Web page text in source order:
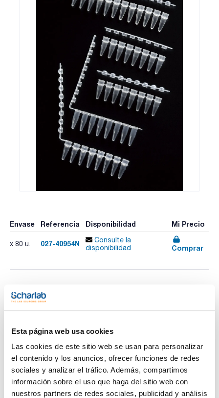
Esta página web usa cookies
Las cookies de este sitio web se usan para personalizar
el contenido y los anuncios, ofrecer funciones de redes
sociales y analizar el tráfico. Además, compartimos
información sobre el uso que haga del sitio web con
nuestros partners de redes sociales, publicidad y análisis
Envase Referencia Disponibilidad Mi Precio
x 80 u. 027-40954N
Consulte la
disponibilidad
Comprar
Imprimir ficha de
producto
Características
Pack (u.) : 80
Tubo para PCR. 0,2ml en tiras.
En polipropileno color natural. Libres de RNasa, DNasa y
pirógenos. Diferentes modelos disponibles:
- Tiras de 8 ó 12 tubos con sus respectivas tiras de tapones
redondeados.
- Tira de 8 tubos con tira de 8 tapones redondeados,
estando ambas tiras unidas por uno de los lados.
Ver más
Documentación técnica